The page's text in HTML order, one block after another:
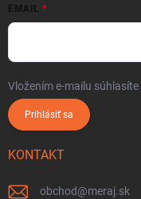
EMAIL
Vložením e-mailu súhlasíte
Prihlásiť sa
KONTAKT
obchod@meraj.sk